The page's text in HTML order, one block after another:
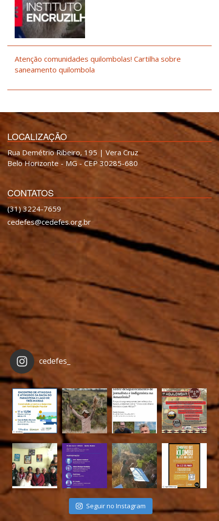
Atenção comunidades quilombolas! Cartilha sobre
saneamento quilombola
LOCALIZAÇÃO
Rua Demétrio Ribeiro, 195 | Vera Cruz
Belo Horizonte - MG - CEP 30285-680
CONTATOS
(31) 3224-7659
cedefes@cedefes.org.br
cedefes_
Seguir no Instagram